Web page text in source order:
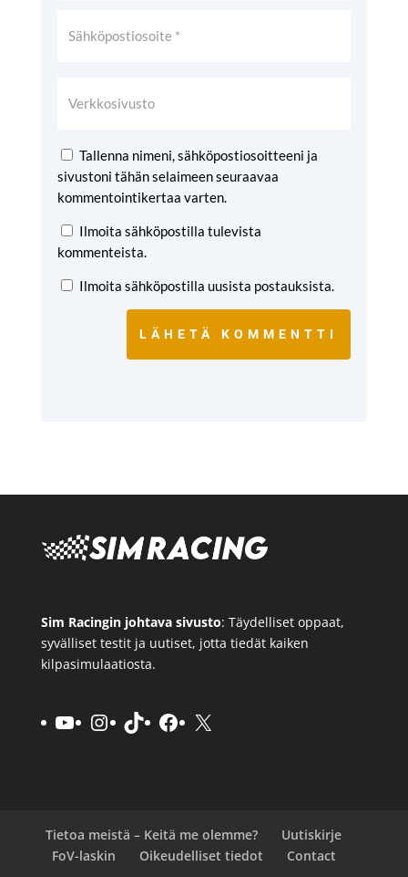
Tallenna nimeni, sähköpostiosoitteeni ja
sivustoni tähän selaimeen seuraavaa
kommentointikertaa varten.
Ilmoita sähköpostilla tulevista
kommenteista.
Ilmoita sähköpostilla uusista postauksista.
LÄHETÄ KOMMENTTI
Sim Racingin johtava sivusto: Täydelliset oppaat,
syvälliset testit ja uutiset, jotta tiedät kaiken
kilpasimulaatiosta.
YouTube
Instagram
TikTokFacebook
X
Tietoa meistä – Keitä me olemme?
Uutiskirje
FoV-laskin
Oikeudelliset tiedot Contact